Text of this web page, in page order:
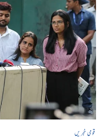
قومی خبریں